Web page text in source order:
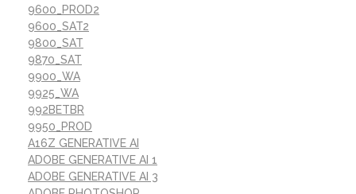
9600_PROD2
9600_SAT2
9800_SAT
9870_SAT
9900_WA
9925_WA
992BETBR
9950_PROD
A16Z GENERATIVE AI
ADOBE GENERATIVE AI 1
ADOBE GENERATIVE AI 3